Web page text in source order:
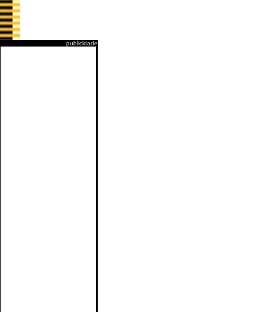
publicidade